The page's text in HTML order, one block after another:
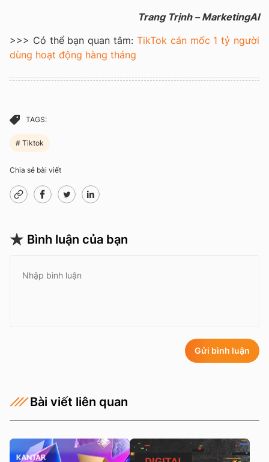
Trang Trịnh – MarketingAI
>>> Có thể bạn quan tâm: TikTok cán mốc 1 tỷ người
dùng hoạt động hàng tháng
TAGS:
Tiktok
Chia sẻ bài viết
Bình luận của bạn
Gửi bình luận
Bài viết liên quan